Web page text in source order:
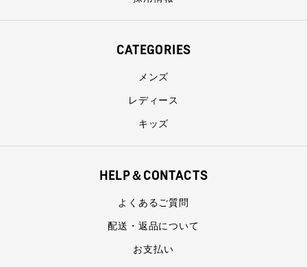
CATEGORIES
メンズ
レディース
キッズ
HELP＆CONTACTS
よくあるご質問
配送・返品について
お支払い